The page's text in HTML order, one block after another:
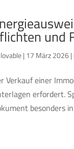
und
lovable|17 März 2026|
Verkauf einer
erfordert.
besonders